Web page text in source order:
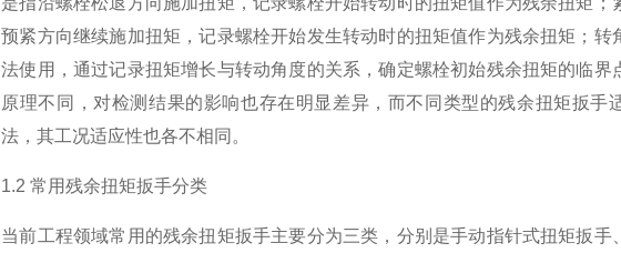
预紧方向继续施加扭矩，记录螺栓开始发生转动时的扭矩值作为残余扭矩；转
法使用，通过记录扭矩增长与转动角度的关系，确定螺栓初始残余扭矩的临界
原理不同，对检测结果的影响也存在明显差异，而不同类型的残余扭矩扳手
法，其工况适应性也各不相同。
1.2 常用残余扭矩扳手分类
当前工程领域常用的残余扭矩扳手主要分为三类，分别是手动指针式扭矩扳手